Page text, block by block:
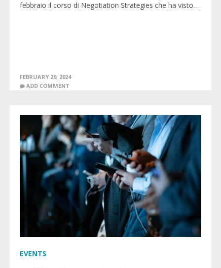
febbraio il corso di Negotiation Strategies che ha visto…
FEBRUARY 29, 2024
ADD COMMENT
EVENTS